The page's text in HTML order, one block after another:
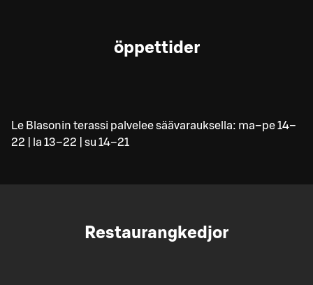
öppettider
Le Blasonin terassi palvelee säävarauksella: ma–pe 14–
22 | la 13–22 | su 14–21
Restaurangkedjor